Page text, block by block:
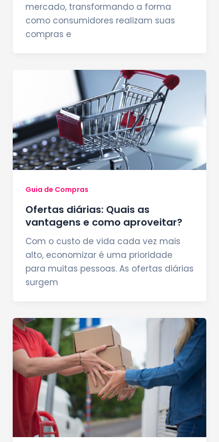
mercado, transformando a forma
como consumidores realizam suas
compras e
Guia de Compras
Ofertas diárias: Quais as
vantagens e como aproveitar?
Com o custo de vida cada vez mais
alto, economizar é uma prioridade
para muitas pessoas. As ofertas diárias
surgem